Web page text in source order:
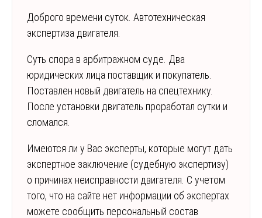
Доброго времени суток. Автотехническая
экспертиза двигателя.
Суть спора в арбитражном суде. Два
юридических лица поставщик и покупатель.
Поставлен новый двигатель на спецтехнику.
После установки двигатель проработал сутки и
сломался.
Имеются ли у Вас эксперты, которые могут дать
экспертное заключение (судебную экспертизу)
о причинах неисправности двигателя. С учетом
того, что на сайте нет информации об экспертах
можете сообщить персональный состав